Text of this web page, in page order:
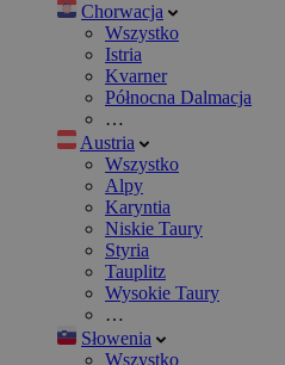
Chorwacja
Wszystko
Istria
Kvarner
Północna Dalmacja
…
Austria
Wszystko
Alpy
Karyntia
Niskie Taury
Styria
Tauplitz
Wysokie Taury
…
Słowenia
Wszystko